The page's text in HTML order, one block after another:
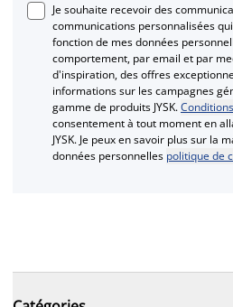
Je souhaite recevoir des
communications personnalisées
fonction de mes données
comportement, par email et par
d'inspiration, des offres
informations sur les campagnes
gamme de produits JYSK.
consentement à tout moment en
JYSK. Je peux en savoir plus sur la
données personnelles politique de